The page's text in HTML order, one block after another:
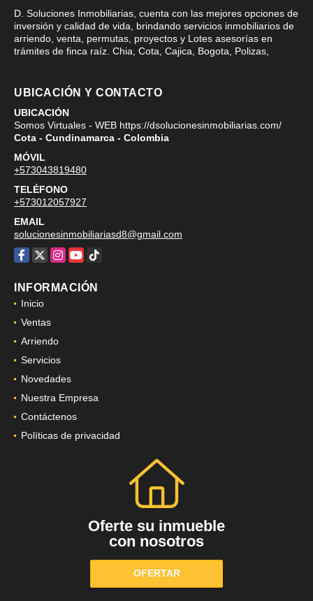
D. Soluciones Inmobiliarias, cuenta con las mejores opciones de
inversión y calidad de vida, brindando servicios inmobiliarios de
arriendo, venta, permutas, proyectos y Lotes asesorías en
trámites de finca raíz. Chia, Cota, Cajica, Bogota, Polizas,
UBICACIÓN Y CONTACTO
UBICACIÓN
Somos Virtuales - WEB https://dsolucionesinmobiliarias.com/
Cota - Cundinamarca - Colombia
MÓVIL
+573043819480
TELÉFONO
+573012057927
EMAIL
solucionesinmobiliariasd8@gmail.com
Facebook
X Instagram
YouTube
TikTok
INFORMACIÓN
Inicio
Ventas
Arriendo
Servicios
Novedades
Nuestra Empresa
Contáctenos
Políticas de privacidad
Oferte su inmueble
con nosotros
OFERTAR